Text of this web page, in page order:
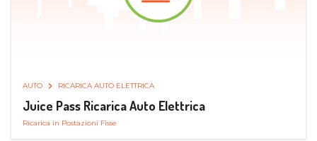
AUTO RICARICA AUTO ELETTRICA
Juice Pass Ricarica Auto Elettrica
Ricarica in Postazioni Fisse